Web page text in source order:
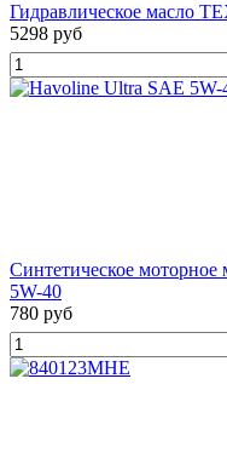
Гидравлическое масло
5298 руб
Синтетическое
5W-40
780 руб